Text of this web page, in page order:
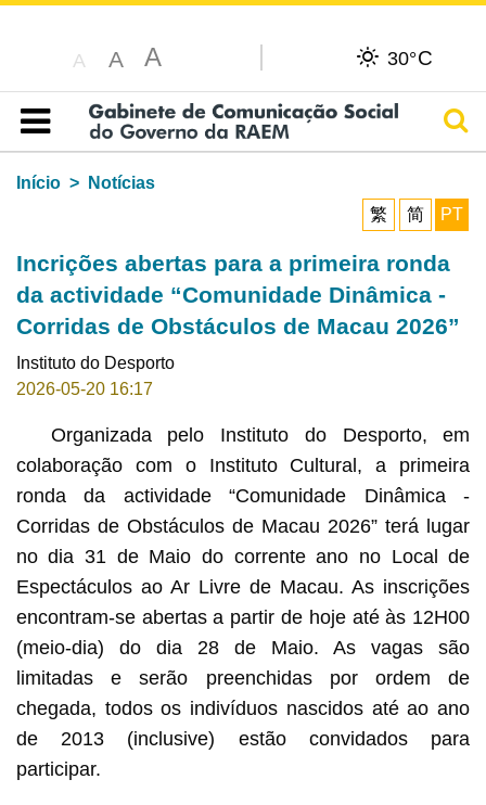
A A A 30°C
Índice
Início
Notícias
繁
简 PT
Incrições abertas para a primeira ronda
da actividade “Comunidade Dinâmica -
Corridas de Obstáculos de Macau 2026”
Instituto do Desporto
2026-05-20 16:17
Organizada pelo Instituto do Desporto, em
colaboração com o Instituto Cultural, a primeira
ronda da actividade “Comunidade Dinâmica -
Corridas de Obstáculos de Macau 2026” terá lugar
no dia 31 de Maio do corrente ano no Local de
Espectáculos ao Ar Livre de Macau. As inscrições
encontram-se abertas a partir de hoje até às 12H00
(meio-dia) do dia 28 de Maio. As vagas são
limitadas e serão preenchidas por ordem de
chegada, todos os indivíduos nascidos até ao ano
de 2013 (inclusive) estão convidados para
participar.